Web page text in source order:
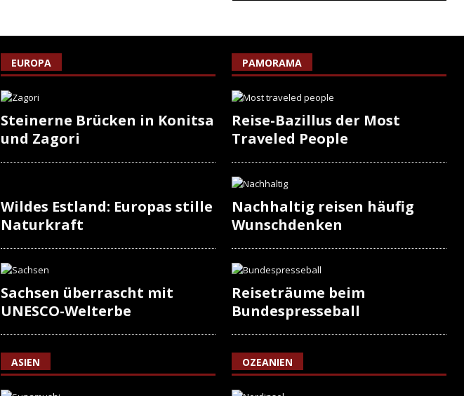
EUROPA
Steinerne Brücken in Konitsa
und Zagori
Wildes Estland: Europas stille
Naturkraft
Sachsen überrascht mit
UNESCO-Welterbe
ASIEN
PAMORAMA
Reise-Bazillus der Most
Traveled People
Nachhaltig reisen häufig
Wunschdenken
Reiseträume beim
Bundespresseball
OZEANIEN